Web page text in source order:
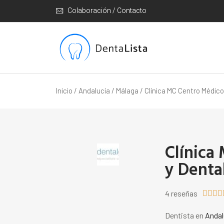
Colaboración / Contacto
Inicio / Andalucía / Málaga / Clínica MC Centro
Clínica
y
4 reseñas    
Dentista en